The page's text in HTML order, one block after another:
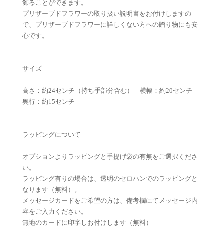
飾ることができます。
プリザーブドフラワーの取り扱い説明書をお付けしますの
で、プリザーブドフラワーに詳しくない方への贈り物にも安
心です。
-----------
サイズ
-----------
高さ：約24センチ（持ち手部分含む） 横幅：約20センチ
奥行：約15センチ
------------------------
ラッピングについて
------------------------
オプションよりラッピングと手提げ袋の有無をご選択くださ
い。
ラッピング有りの場合は、透明のセロハンでのラッピングと
なります（無料）。
メッセージカードをご希望の方は、備考欄にてメッセージ内
容をご入力ください。
無地のカードに印字しお付けします（無料）
------------------------